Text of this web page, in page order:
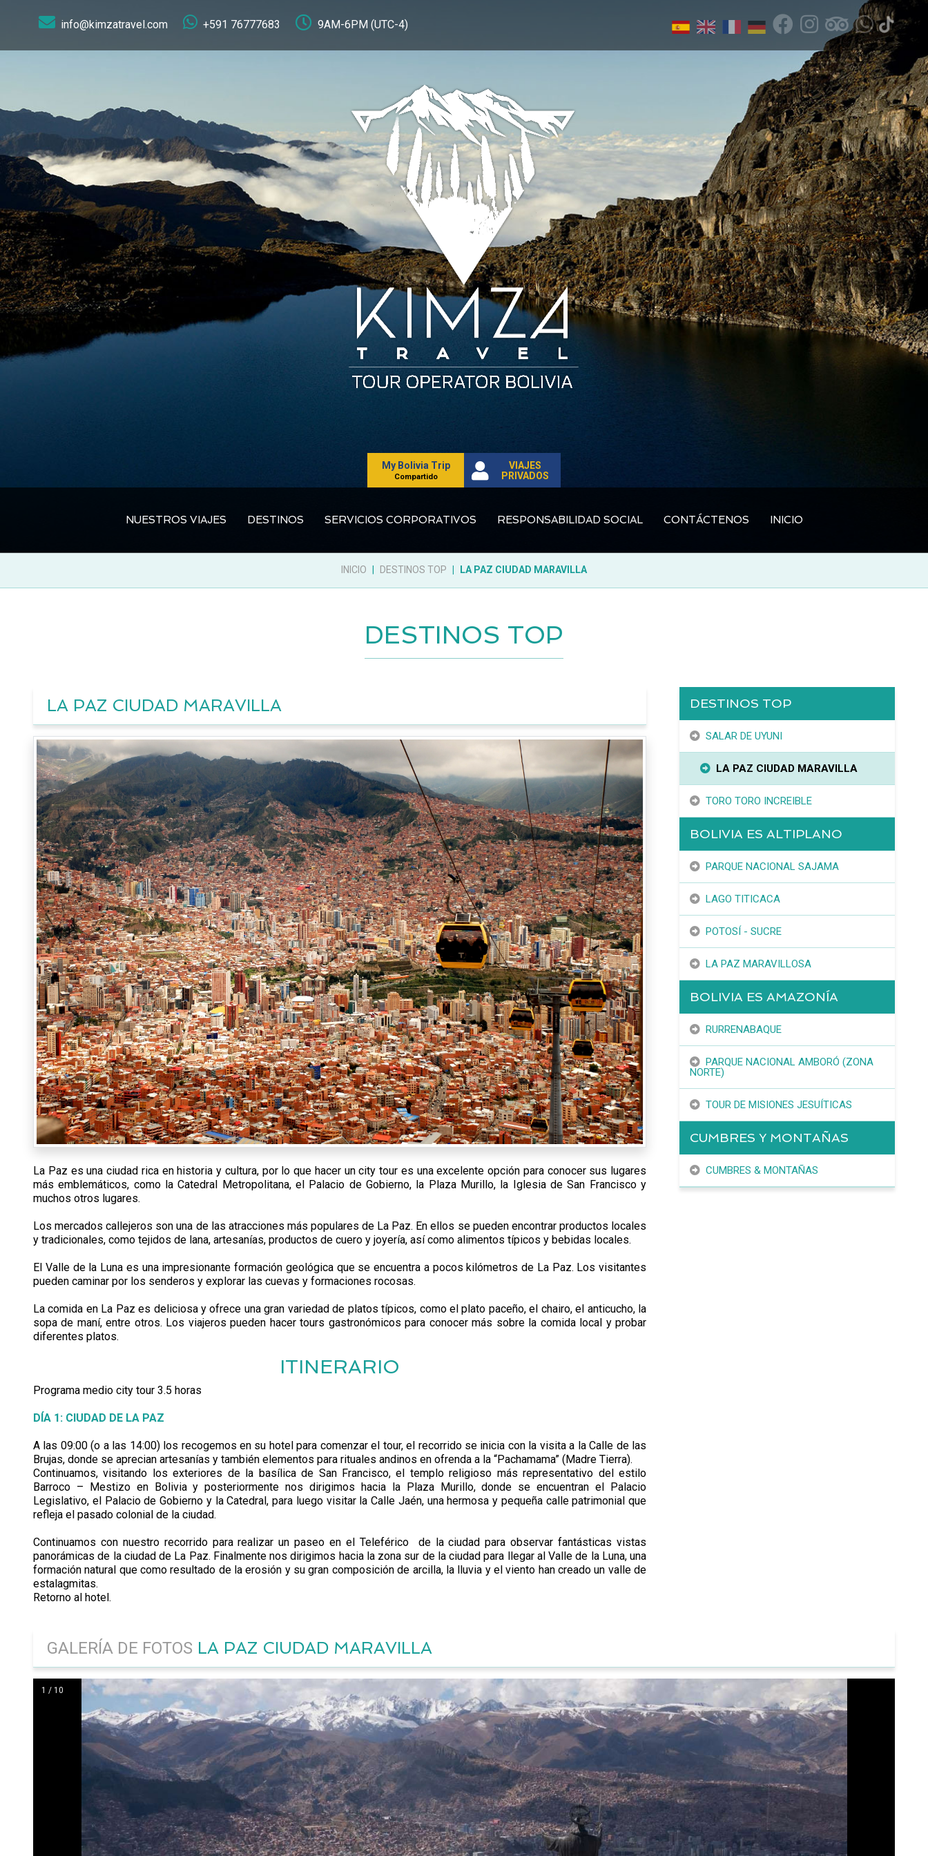
info@kimzatravel.com +591 76777683 9AM-6PM (UTC-4)
My Bolivia Trip
Compartido
VIAJES
PRIVADOS
NUESTROS VIAJES DESTINOS SERVICIOS CORPORATIVOS RESPONSABILIDAD SOCIAL CONTÁCTENOS INICIO
INICIO DESTINOS TOP LA PAZ CIUDAD MARAVILLA
DESTINOS TOP
LA PAZ CIUDAD MARAVILLA
La Paz es una ciudad rica en historia y cultura, por lo que hacer un city tour es una excelente opción para conocer sus lugares
más emblemáticos, como la Catedral Metropolitana, el Palacio de Gobierno, la Plaza Murillo, la Iglesia de San Francisco y
muchos otros lugares.
Los mercados callejeros son una de las atracciones más populares de La Paz. En ellos se pueden encontrar productos locales
y tradicionales, como tejidos de lana, artesanías, productos de cuero y joyería, así como alimentos típicos y bebidas locales.
El Valle de la Luna es una impresionante formación geológica que se encuentra a pocos kilómetros de La Paz. Los visitantes
pueden caminar por los senderos y explorar las cuevas y formaciones rocosas.
La comida en La Paz es deliciosa y ofrece una gran variedad de platos típicos, como el plato paceño, el chairo, el anticucho, la
sopa de maní, entre otros. Los viajeros pueden hacer tours gastronómicos para conocer más sobre la comida local y probar
diferentes platos.
ITINERARIO
Programa medio city tour 3.5 horas
DÍA 1: CIUDAD DE LA PAZ
A las 09:00 (o a las 14:00) los recogemos en su hotel para comenzar el tour, el recorrido se inicia con la visita a la Calle de las
Brujas, donde se aprecian artesanías y también elementos para rituales andinos en ofrenda a la “Pachamama” (Madre Tierra).
Continuamos, visitando los exteriores de la basílica de San Francisco, el templo religioso más representativo del estilo
Barroco – Mestizo en Bolivia y posteriormente nos dirigimos hacia la Plaza Murillo, donde se encuentran el Palacio
Legislativo, el Palacio de Gobierno y la Catedral, para luego visitar la Calle Jaén, una hermosa y pequeña calle patrimonial que
refleja el pasado colonial de la ciudad.
Continuamos con nuestro recorrido para realizar un paseo en el Teleférico de la ciudad para observar fantásticas vistas
panorámicas de la ciudad de La Paz. Finalmente nos dirigimos hacia la zona sur de la ciudad para llegar al Valle de la Luna, una
formación natural que como resultado de la erosión y su gran composición de arcilla, la lluvia y el viento han creado un valle de
estalagmitas.
Retorno al hotel.
DESTINOS TOP
SALAR DE UYUNI
LA PAZ CIUDAD MARAVILLA
TORO TORO INCREIBLE
BOLIVIA ES ALTIPLANO
PARQUE NACIONAL SAJAMA
LAGO TITICACA
POTOSÍ - SUCRE
LA PAZ MARAVILLOSA
BOLIVIA ES AMAZONÍA
RURRENABAQUE
PARQUE NACIONAL AMBORÓ (ZONA
NORTE)
TOUR DE MISIONES JESUÍTICAS
CUMBRES Y MONTAÑAS
CUMBRES & MONTAÑAS
GALERÍA DE FOTOS LA PAZ CIUDAD MARAVILLA
1 / 10